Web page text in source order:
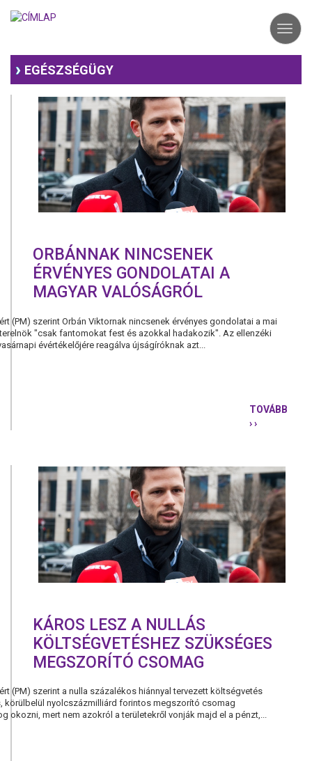
EGÉSZSÉGÜGY
ORBÁNNAK NINCSENEK
ÉRVÉNYES GONDOLATAI A
MAGYAR VALÓSÁGRÓL
(PM) szerint Orbán Viktornak nincsenek érvényes gondolatai a mai
"csak fantomokat fest és azokkal hadakozik". Az ellenzéki
évértékelőjére reagálva újságíróknak azt...
TOVÁBB
› ›
A
MAGYAR
KÁROS LESZ A NULLÁS
KÖLTSÉGVETÉSHEZ SZÜKSÉGES
MEGSZORÍTÓ CSOMAG
(PM) szerint a nulla százalékos hiánnyal tervezett költségvetés
körülbelül nyolcszázmilliárd forintos megszorító csomag
okozni, mert nem azokról a területekről vonják majd el a pénzt,...